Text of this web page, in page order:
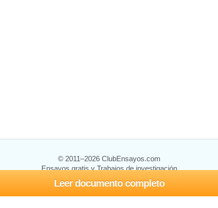
Leer documento completo
© 2011–2026 ClubEnsayos.com
Ensayos gratis y Trabajos de investigación